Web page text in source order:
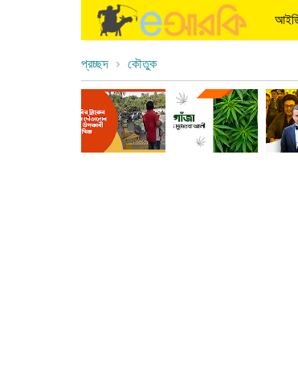
প্রচ্ছদ কৌতুক